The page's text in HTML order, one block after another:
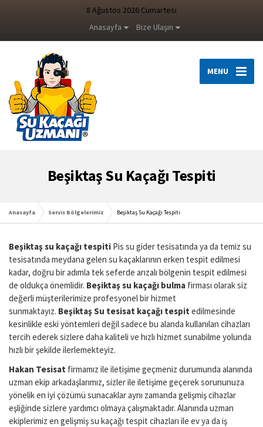
8 Ağustos 2026 Cumartesi
Anasayfa
Bize Ulaşın
MENU
Beşiktaş Su Kaçağı Tespiti
Anasayfa Servis Bölgelerimiz Beşiktaş Su Kaçağı Tespiti
Beşiktaş su kaçağı tespiti Pis su gider tesisatında ya da temiz su
tesisatında meydana gelen su kaçaklarının erken tespit edilmesi
kadar, doğru bir adımla tek seferde arızalı bölgenin tespit edilmesi
de oldukça önemlidir. Beşiktaş su kaçağı bulma firması olarak siz
değerli müşterilerimize profesyonel bir hizmet
sunmaktayız. Beşiktaş Su tesisat kaçağı tespit edilmesinde
kesinlikle eski yöntemleri değil sadece bu alanda kullanılan cihazları
tercih ederek sizlere daha kaliteli ve hızlı hizmet sunabilme yolunda
hızlı bir şekilde ilerlemekteyiz.
Hakan Tesisat firmamız ile iletişime geçmeniz durumunda alanında
uzman ekip arkadaşlarımız, sizler ile iletişime geçerek sorununuza
yönelik en iyi çözümü sunacaklar aynı zamanda gelişmiş cihazlar
eşliğinde sizlere yardımcı olmaya çalışmaktadır. Alanında uzman
ekiplerimiz en gelişmiş su kaçağı tespit cihazları ile ev ya da iş